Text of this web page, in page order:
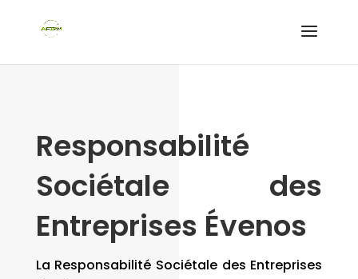
Responsabilité
Sociétale des
Entreprises Évenos
La Responsabilité Sociétale des Entreprises